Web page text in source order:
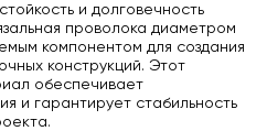
и долговечность
проволока диаметром
компонентом для создания
конструкций. Этот
обеспечивает
и гарантирует стабильность